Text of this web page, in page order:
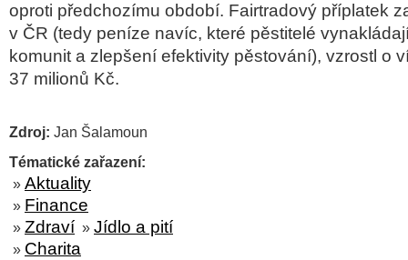
oproti předchozímu období. Fairtradový příplatek
v ČR (tedy peníze navíc, které pěstitelé
komunit a zlepšení efektivity pěstování), vzrostl o
37 milionů Kč.
Zdroj: Jan Šalamoun
Tématické zařazení:
» Aktuality
» Finance
» Zdraví » Jídlo a pití
» Charita